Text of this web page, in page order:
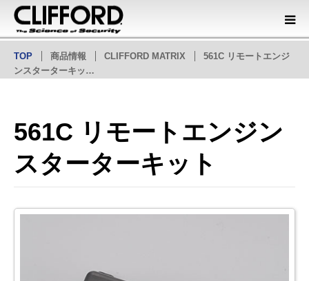
TOP 商品情報 CLIFFORD MATRIX
561C リモートエンジ
ンスターターキッ…
561C リモートエンジン
スターターキット
商品情報
会社概要
カタログダウンロード